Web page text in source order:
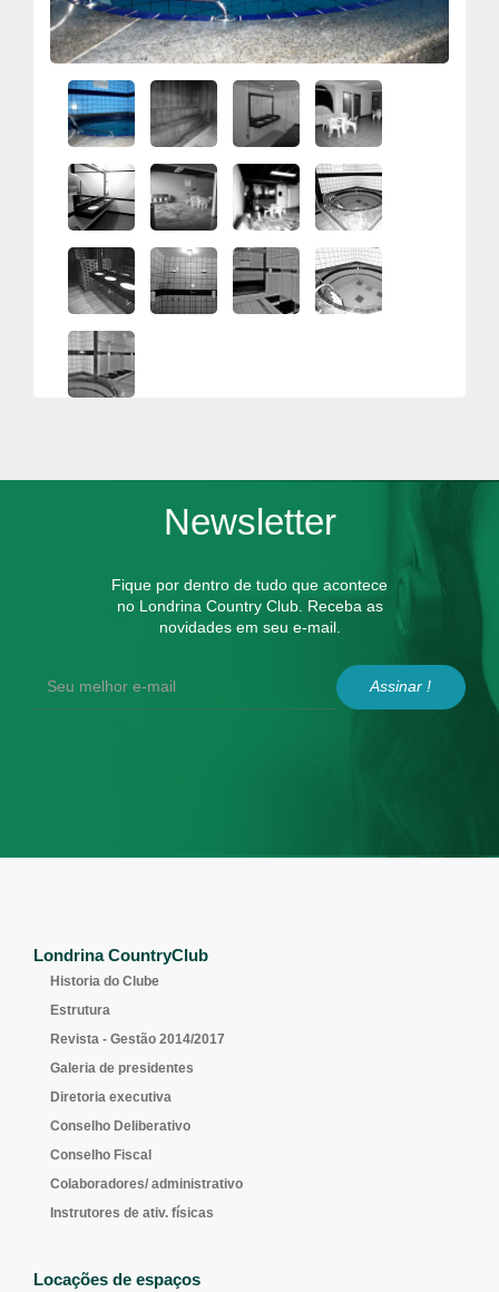
Newsletter
Fique por dentro de tudo que acontece
no Londrina Country Club. Receba as
novidades em seu e-mail.
Assinar !
Londrina CountryClub
Historia do Clube
Estrutura
Revista - Gestão 2014/2017
Galeria de presidentes
Diretoria executiva
Conselho Deliberativo
Conselho Fiscal
Colaboradores/ administrativo
Instrutores de ativ. físicas
Locações de espaços